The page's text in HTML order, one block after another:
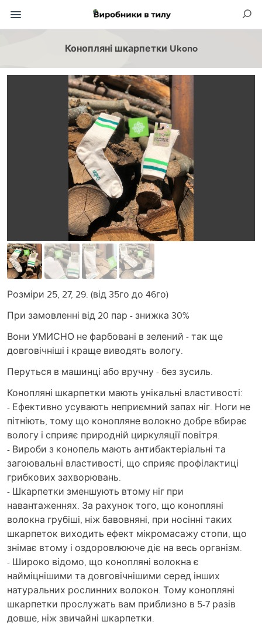
Конопляні шкарпетки Ukono
Розміри 25, 27, 29. (від 35го до 46го)
При замовленні від 20 пар - знижка 30%
Вони УМИСНО не фарбовані в зелений - так ще
довговічніші і краще виводять вологу.
Перуться в машинці або вручну - без зусиль.
Конопляні шкарпетки мають унікальні властивості:
- Ефективно усувають неприємний запах ніг. Ноги не
пітніють, тому що конопляне волокно добре вбирає
вологу і сприяє природній циркуляції повітря.
- Вироби з конопель мають антибактеріальні та
загоювальні властивості, що сприяє профілактиці
грибкових захворювань.
- Шкарпетки зменшують втому ніг при
навантаженнях. За рахунок того, що конопляні
волокна грубіші, ніж бавовняні, при носінні таких
шкарпеток виходить ефект мікромасажу стопи, що
знімає втому і оздоровлююче діє на весь організм.
- Широко відомо, що конопляні волокна є
найміцнішими та довговічнішими серед інших
натуральних рослинних волокон. Тому конопляні
шкарпетки прослужать вам приблизно в 5-7 разів
довше, ніж звичайні шкарпетки.